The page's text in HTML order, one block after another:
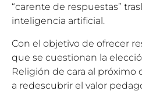
“carente de respuestas”
inteligencia artificial.
Con el objetivo de ofrecer
que se cuestionan la
Religión de cara al próximo
a redescubrir el valor